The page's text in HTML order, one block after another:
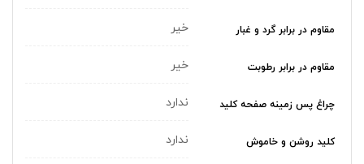
مقاوم در برابر گرد و غبار خیر
مقاوم در برابر رطوبت خیر
چراغ‌ پس زمینه صفحه کلید ندارد
کلید روشن و خاموش ندارد